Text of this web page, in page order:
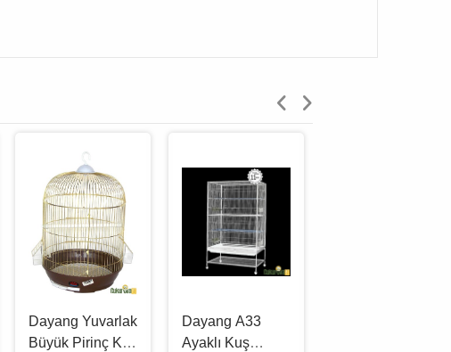
Dayang Yuvarlak
Büyük Pirinç Kuş
Dayang A33
Ayaklı Kuş